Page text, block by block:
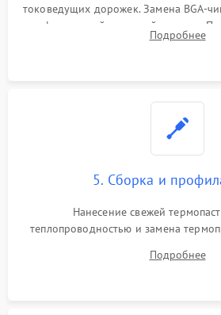
токоведущих дорожек. Замена BGA-
инфракрасной паяльной станции.
BIOS или заменаПодробнее
5. Сборка и
Нанесение свежей
теплопроводностью и замена
шлейфов, модулей памяти иПодробнее